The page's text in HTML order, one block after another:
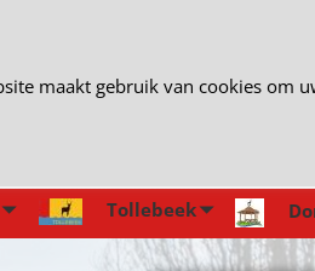
Tollebeek
maakt gebruik van cookies om